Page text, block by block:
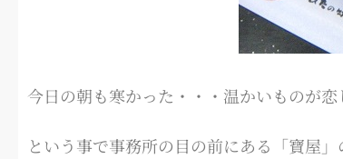
今日の朝も寒かった・・・温かいものが恋
という事で事務所の目の前にある「寶屋」